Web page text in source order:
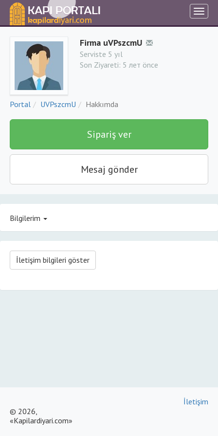
Firma uVPszcmU
Serviste 5 yıl
Son Ziyareti: 5 лет önce
Portal UVPszcmU Hakkımda
Sipariş ver
Mesaj gönder
Bilgilerim
İletişim bilgileri göster
© 2026,
«Kapilardiyari.com»
İletişim